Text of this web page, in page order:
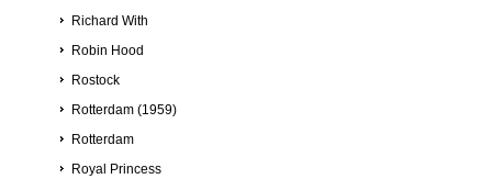
Richard With
Robin Hood
Rostock
Rotterdam (1959)
Rotterdam
Royal Princess